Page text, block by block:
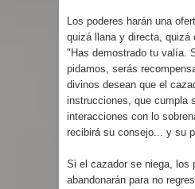
Los poderes harán una
quizá llana y directa, quizá
"Has demostrado tu valía.
pidamos, serás
divinos desean que el
instrucciones, que cumpla
interacciones con lo
recibirá su consejo... y su
Si el cazador se niega, los
abandonarán para no